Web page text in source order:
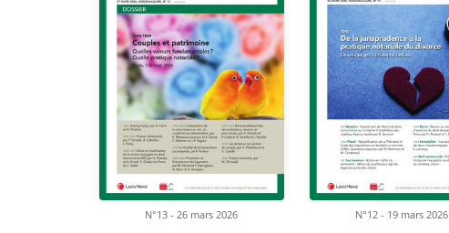
N°13 - 26 mars 2026 N°12 - 19 mars 2026